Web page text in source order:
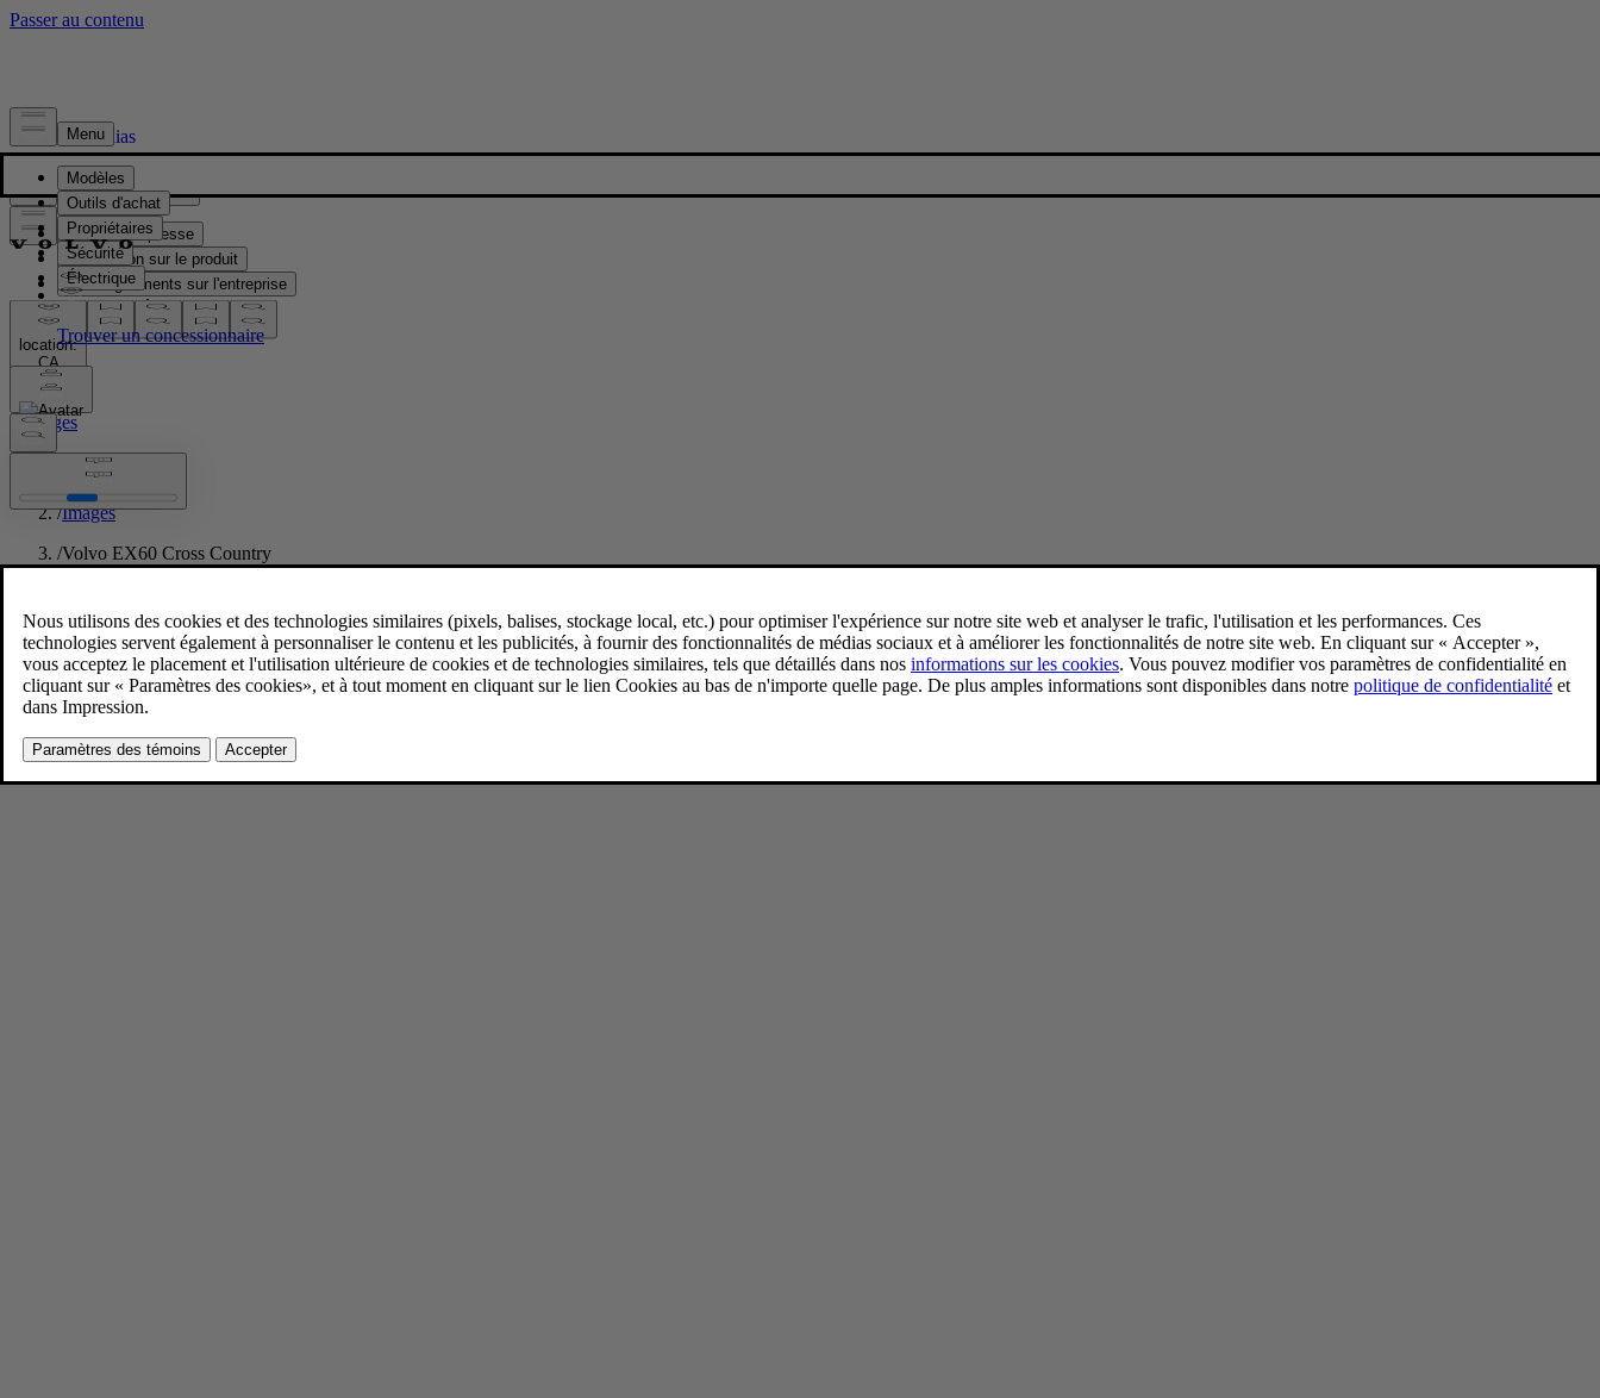
Presse & Médias
Matériel de presse
Information sur le produit
Renseignements sur l'entreprise
Contacts médias
location:
CA
Images
Accueil
/Images
/Volvo EX60 Cross Country